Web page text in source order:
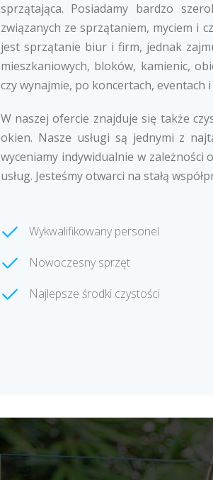
sprzątająca. Posiadamy bardzo
związanych ze sprzątaniem, myciem i
jest sprzątanie biur i firm, jednak
mieszkaniowych, bloków, kamienic,
czy wynajmie, po koncertach, eventach
W naszej ofercie znajduje się także
okien. Nasze usługi są jednymi z
wyceniamy indywidualnie w zależności
usług. Jesteśmy otwarci na stałą
Wykwalifikowany personel
Nowoczesny sprzęt
Najlepsze środki czystości